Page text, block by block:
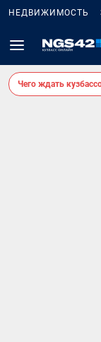
НЕДВИЖИМОСТЬ
Чего ждать